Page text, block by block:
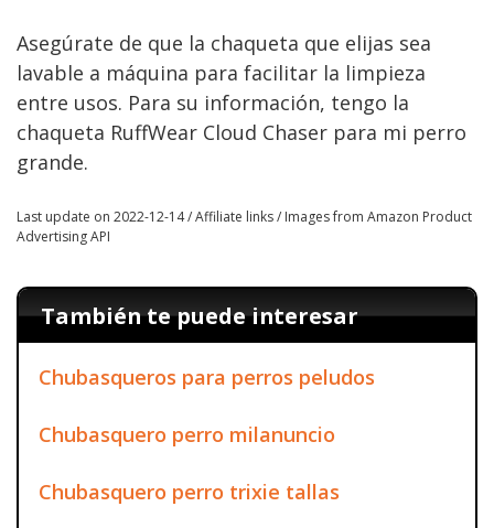
Asegúrate de que la chaqueta que elijas sea
lavable a máquina para facilitar la limpieza
entre usos. Para su información, tengo la
chaqueta RuffWear Cloud Chaser para mi perro
grande.
Last update on 2022-12-14 / Affiliate links / Images from Amazon Product
Advertising API
También te puede interesar
Chubasqueros para perros peludos
Chubasquero perro milanuncio
Chubasquero perro trixie tallas